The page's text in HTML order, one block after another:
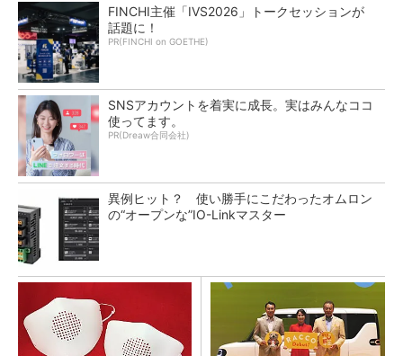
FINCHI主催「IVS2026」トークセッションが
話題に！
PR(FINCHI on GOETHE)
SNSアカウントを着実に成長。実はみんなココ
使ってます。
PR(Dreaw合同会社)
異例ヒット？ 使い勝手にこだわったオムロン
の“オープンな”IO-Linkマスター